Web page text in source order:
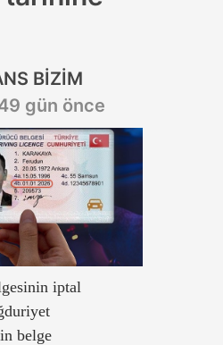
BİZİM
gün önce
iptal
belge